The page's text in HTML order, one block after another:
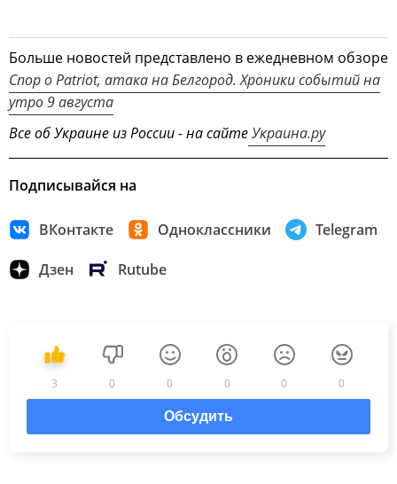
Больше новостей представлено в ежедневном обзоре
Спор о Patriot, атака на Белгород. Хроники событий на
утро 9 августа
Все об Украине из России - на сайтеУкраина.ру
Подписывайся на
ВКонтакте Одноклассники Telegram
Дзен Rutube
3 0 0 0 0 0
Обсудить